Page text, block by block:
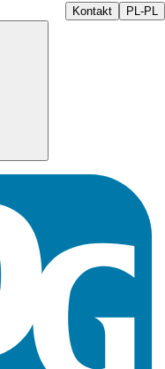
Kontakt PL-PL